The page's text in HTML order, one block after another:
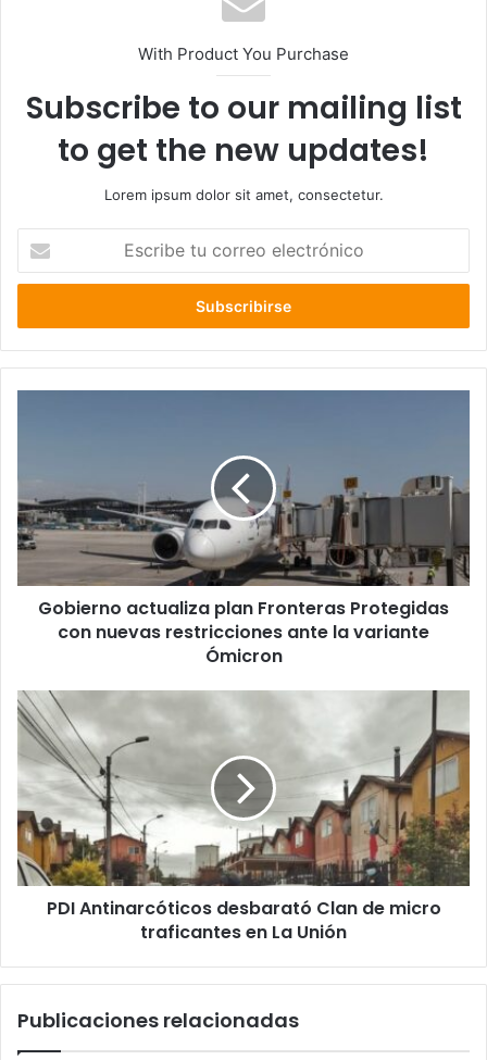
With Product You Purchase
Subscribe to our mailing list
to get the new updates!
Lorem ipsum dolor sit amet, consectetur.
correo
Protegidas
con
nuevas
restricciones
ante
variante
Gobierno actualiza plan Fronteras Protegidas
con nuevas restricciones ante la variante
Ómicron
PDI
Antinarcóticos
desbarató
Clan
de
micro
traficantes
en
La
UniónPDI Antinarcóticos desbarató Clan de micro
traficantes en La Unión
Publicaciones relacionadas